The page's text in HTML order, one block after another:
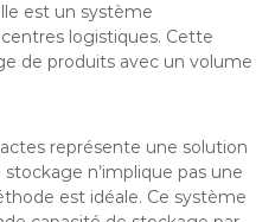
est un système
logistiques. Cette
de produits avec un volume
représente une solution
n’implique pas une
est idéale. Ce système